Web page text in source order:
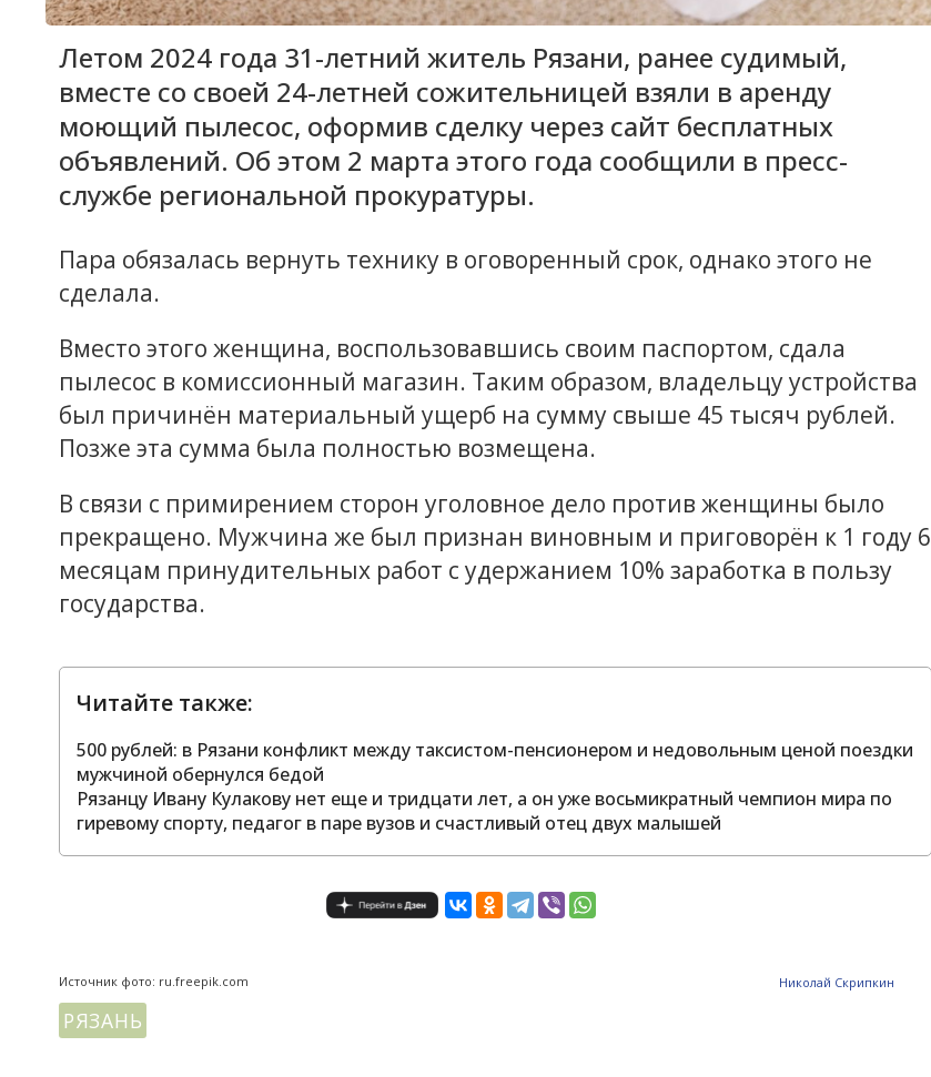
Летом 2024 года 31-летний житель Рязани, ранее судимый,
вместе со своей 24-летней сожительницей взяли в аренду
моющий пылесос, оформив сделку через сайт бесплатных
объявлений. Об этом 2 марта этого года сообщили в пресс-
службе региональной прокуратуры.
Пара обязалась вернуть технику в оговоренный срок, однако этого не
сделала.
Вместо этого женщина, воспользовавшись своим паспортом, сдала
пылесос в комиссионный магазин. Таким образом, владельцу устройства
был причинён материальный ущерб на сумму свыше 45 тысяч рублей.
Позже эта сумма была полностью возмещена.
В связи с примирением сторон уголовное дело против женщины было
прекращено. Мужчина же был признан виновным и приговорён к 1 году 6
месяцам принудительных работ с удержанием 10% заработка в пользу
государства.
Читайте также:
500 рублей: в Рязани конфликт между таксистом-пенсионером и недовольным ценой поездки
мужчиной обернулся бедой
Рязанцу Ивану Кулакову нет еще и тридцати лет, а он уже восьмикратный чемпион мира по
гиревому спорту, педагог в паре вузов и счастливый отец двух малышей
Источник фото: ru.freepik.com Николай Скрипкин
РЯЗАНЬ